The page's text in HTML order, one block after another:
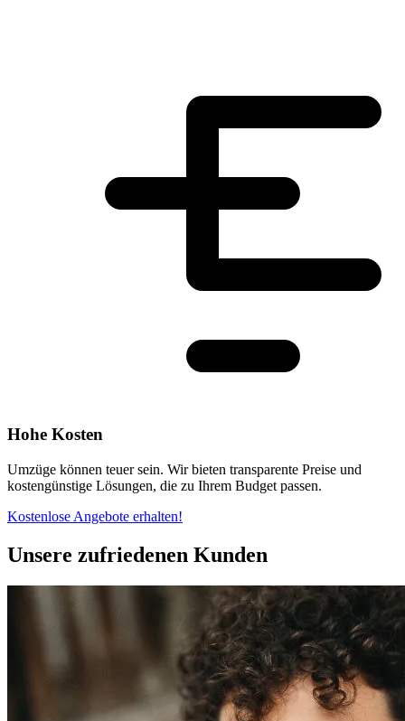
Hohe Kosten
Umzüge können teuer sein. Wir bieten transparente Preise und
kostengünstige Lösungen, die zu Ihrem Budget passen.
Kostenlose Angebote erhalten!
Unsere zufriedenen Kunden